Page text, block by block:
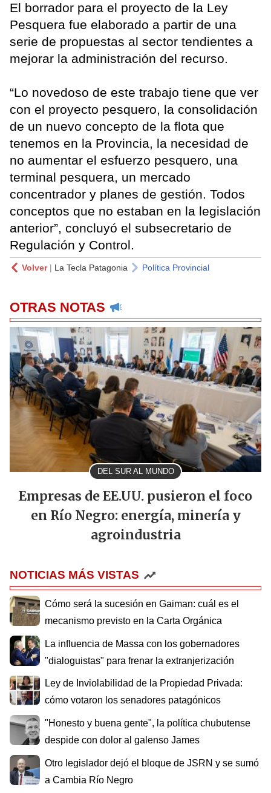
El borrador para el proyecto de la Ley
Pesquera fue elaborado a partir de una
serie de propuestas al sector tendientes a
mejorar la administración del recurso.
“Lo novedoso de este trabajo tiene que ver
con el proyecto pesquero, la consolidación
de un nuevo concepto de la flota que
tenemos en la Provincia, la necesidad de
no aumentar el esfuerzo pesquero, una
terminal pesquera, un mercado
concentrador y planes de gestión. Todos
conceptos que no estaban en la legislación
anterior”, concluyó el subsecretario de
Regulación y Control.
Volver| La Tecla Patagonia Política Provincial
OTRAS NOTAS
DEL SUR AL MUNDO
Empresas de EE.UU. pusieron el foco
en Río Negro: energía, minería y
agroindustria
NOTICIAS MÁS VISTAS
Cómo será la sucesión en Gaiman: cuál es el
mecanismo previsto en la Carta Orgánica
La influencia de Massa con los gobernadores
"dialoguistas" para frenar la extranjerización
Ley de Inviolabilidad de la Propiedad Privada:
cómo votaron los senadores patagónicos
"Honesto y buena gente", la política chubutense
despide con dolor al galenso James
Otro legislador dejó el bloque de JSRN y se sumó
a Cambia Río Negro